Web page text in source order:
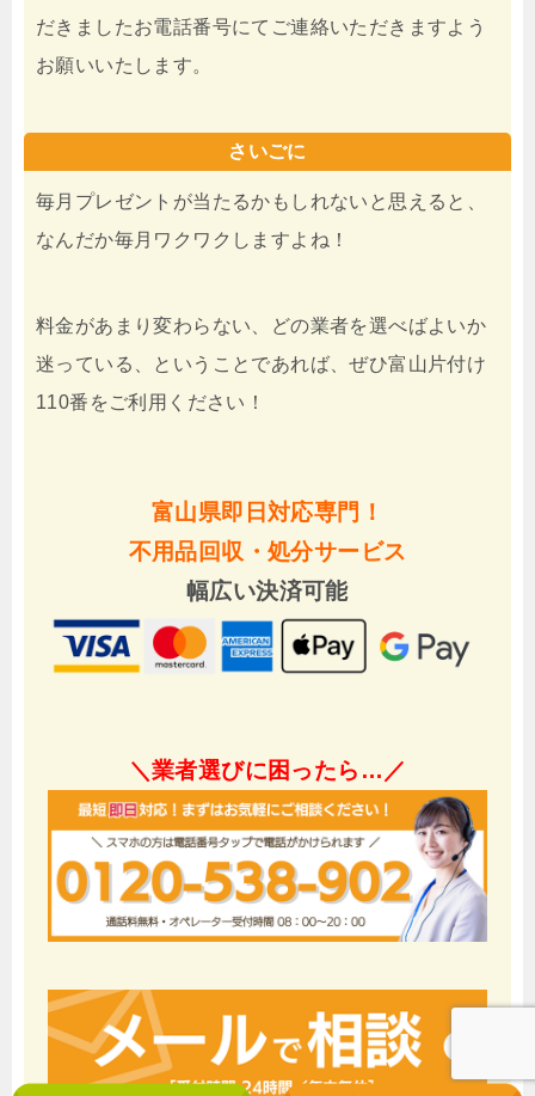
だきましたお電話番号にてご連絡いただきますよう
お願いいたします。
さいごに
毎月プレゼントが当たるかもしれないと思えると、
なんだか毎月ワクワクしますよね！
料金があまり変わらない、どの業者を選べばよいか
迷っている、ということであれば、ぜひ富山片付け
110番をご利用ください！
富山県即日対応専門！
不用品回収・処分サービス
幅広い決済可能
＼業者選びに困ったら…／